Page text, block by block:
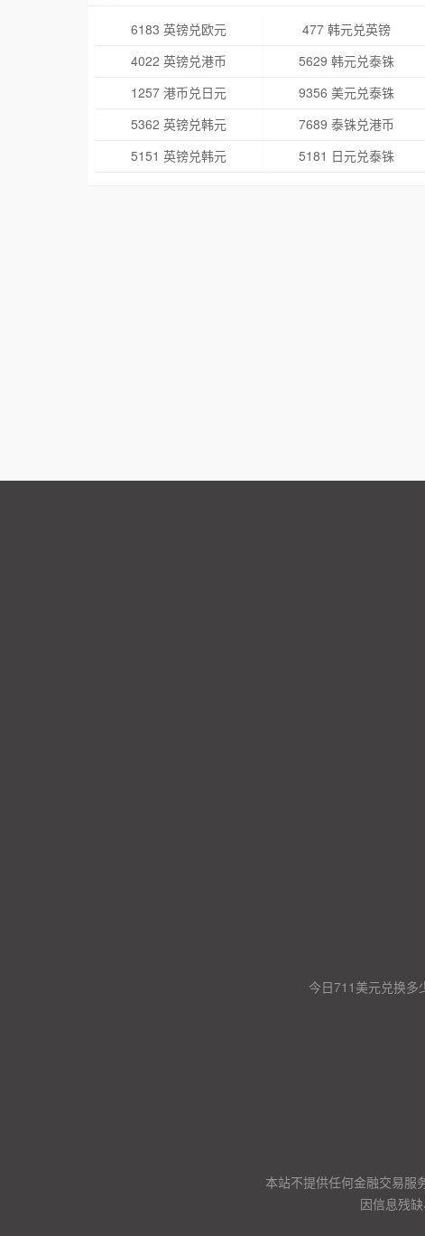
6183 英镑兑欧元 477 韩元兑英镑
4022 英镑兑港币
5629 韩元兑泰铢
1257 港币兑日元
9356 美元兑泰铢
5362 英镑兑韩元
7689 泰铢兑港币
5151 英镑兑韩元
5181 日元兑泰铢
今日711美元兑换多
本站不提供任何金融交易服
因信息残